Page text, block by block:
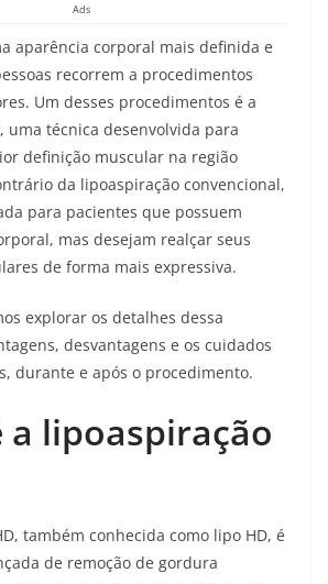
Ads
aparência corporal mais definida e
recorrem a procedimentos
Um desses procedimentos é a
uma técnica desenvolvida para
definição muscular na região
da lipoaspiração convencional,
para pacientes que possuem
mas desejam realçar seus
de forma mais expressiva.
explorar os detalhes dessa
desvantagens e os cuidados
durante e após o procedimento.
a lipoaspiração
também conhecida como lipo HD, é
de remoção de gordura